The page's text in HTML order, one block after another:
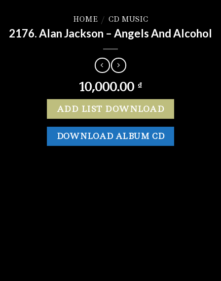
HOME / CD MUSIC
2176. Alan Jackson – Angels And Alcohol
10,000.00 ₫
ADD LIST DOWNLOAD
DOWNLOAD ALBUM CD